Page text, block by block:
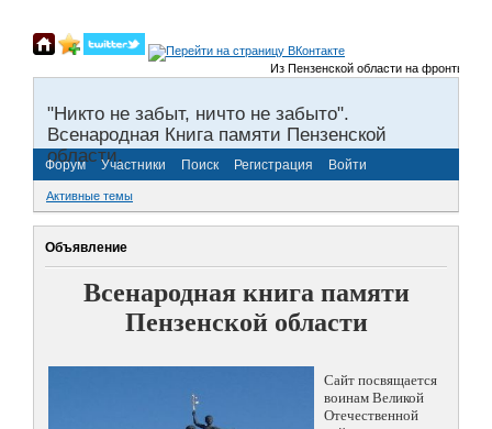
Из Пензенской области на фронты
"Никто не забыт, ничто не забыто".
Всенародная Книга памяти Пензенской
области.
Форум Участники Поиск Регистрация Войти
Активные темы
Объявление
Всенародная книга памяти
Пензенской области
Сайт посвящается
воинам Великой
Отечественной